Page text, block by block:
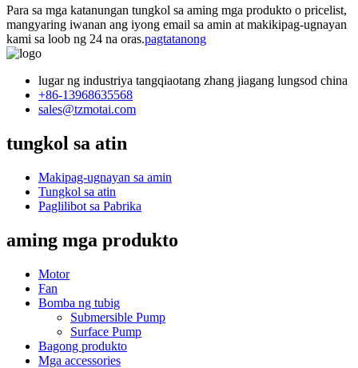
Para sa mga katanungan tungkol sa aming mga produkto o pricelist,
mangyaring iwanan ang iyong email sa amin at makikipag-ugnayan
kami sa loob ng 24 na oras.pagtatanong
lugar ng industriya tangqiaotang zhang jiagang lungsod china
+86-13968635568
sales@tzmotai.com
tungkol sa atin
Makipag-ugnayan sa amin
Tungkol sa atin
Paglilibot sa Pabrika
aming mga produkto
Motor
Fan
Bomba ng tubig
Submersible Pump
Surface Pump
Bagong produkto
Mga accessories